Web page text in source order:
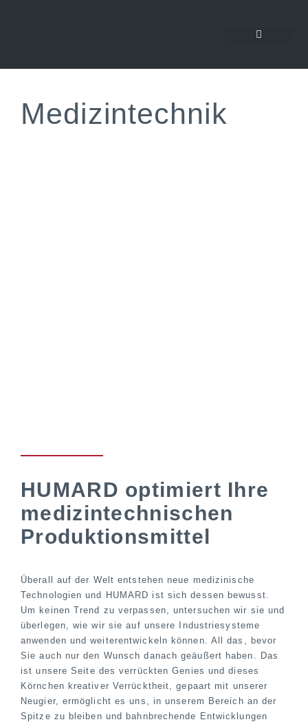
Medizintechnik
HUMARD optimiert Ihre
medizintechnischen
Produktionsmittel
Überall auf der Welt entstehen neue medizinische
Technologien und HUMARD ist sich dessen bewusst.
Um keinen Trend zu verpassen, untersuchen wir sie und
überlegen, wie wir sie auf unsere Industriesysteme
anwenden und weiterentwickeln können. All das, bevor
Sie auch nur den Wunsch danach geäußert haben. Das
ist unsere Seite des verrückten Genies und dieses
Körnchen kreativer Verrücktheit, gepaart mit unserer
Neugier, ermöglicht es uns, in unserem Bereich an der
Spitze zu bleiben und bahnbrechende Entwicklungen